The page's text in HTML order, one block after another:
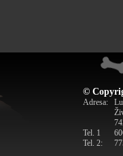
©
Adresa:
Tel. 1
Tel. 2: